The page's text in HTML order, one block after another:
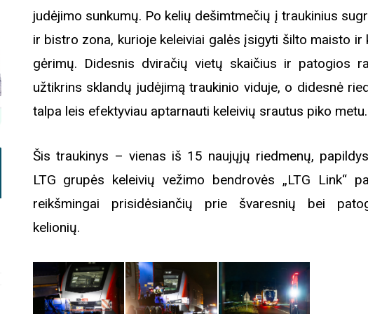
Kviečiame aplankyti parodą
„Nusišypsok mums,
Viešpatie“. Legendinio
spektaklio kelionė“
rugpjūčio mėnesį
judėjimo sunkumų. Po kelių dešimtmečių į traukinius
ir bistro zona, kurioje keleiviai galės įsigyti šilto maisto ir
gėrimų. Didesnis dviračių vietų skaičius ir patogios
užtikrins sklandų judėjimą traukinio viduje, o didesnė
talpa leis efektyviau aptarnauti keleivių srautus piko metu.
Šis traukinys – vienas iš 15 naujųjų riedmenų,
LTG grupės keleivių vežimo bendrovės „LTG Link“
reikšmingai prisidėsiančių prie švaresnių bei
kelionių.